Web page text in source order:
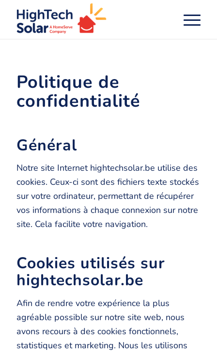
Politique de
confidentialité
Général
Notre site Internet hightechsolar.be utilise des
cookies. Ceux-ci sont des fichiers texte stockés
sur votre ordinateur, permettant de récupérer
vos informations à chaque connexion sur notre
site. Cela facilite votre navigation.
Cookies utilisés sur
hightechsolar.be
Afin de rendre votre expérience la plus
agréable possible sur notre site web, nous
avons recours à des cookies fonctionnels,
statistiques et marketing. Nous les utilisons